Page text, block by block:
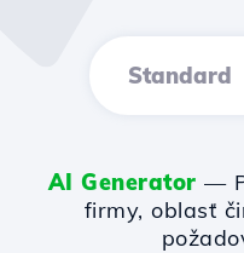
Standard
AI Generator —
firmy, oblasť